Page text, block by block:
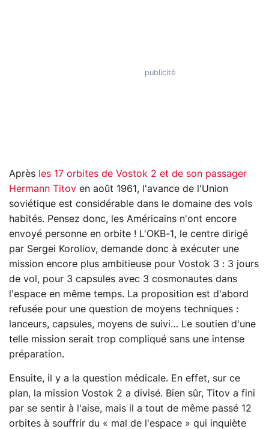
Après les 17 orbites de Vostok 2 et de son passager
Hermann Titov en août 1961, l'avance de l'Union
soviétique est considérable dans le domaine des vols
habités. Pensez donc, les Américains n'ont encore
envoyé personne en orbite ! L'OKB-1, le centre dirigé
par Sergei Koroliov, demande donc à exécuter une
mission encore plus ambitieuse pour Vostok 3 : 3 jours
de vol, pour 3 capsules avec 3 cosmonautes dans
l'espace en même temps. La proposition est d'abord
refusée pour une question de moyens techniques :
lanceurs, capsules, moyens de suivi… Le soutien d'une
telle mission serait trop compliqué sans une intense
préparation.
Ensuite, il y a la question médicale. En effet, sur ce
plan, la mission Vostok 2 a divisé. Bien sûr, Titov a fini
par se sentir à l'aise, mais il a tout de même passé 12
orbites à souffrir du « mal de l'espace » qui inquiète